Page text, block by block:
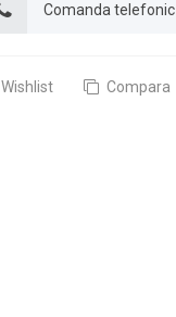
Comanda telefonic
Wishlist Compara